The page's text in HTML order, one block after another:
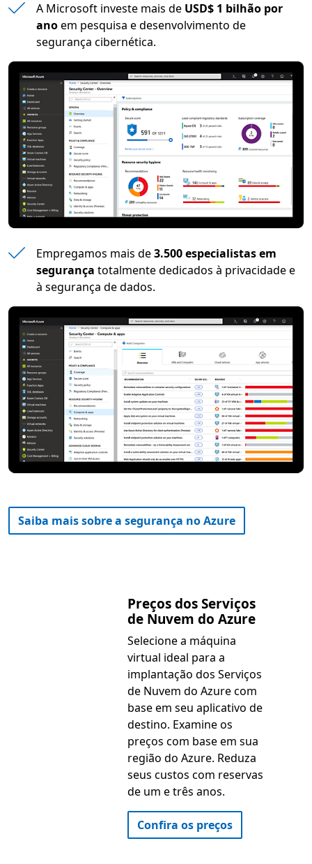
A Microsoft investe mais de USD$ 1 bilhão por
anoem pesquisa e desenvolvimento de
segurança cibernética.
Empregamos mais de3.500 especialistas em
segurança totalmente dedicados à privacidade e
à segurança de dados.
Saiba mais sobre a segurança no Azure
Preços dos Serviços
de Nuvem do Azure
Selecione a máquina
virtual ideal para a
implantação dos Serviços
de Nuvem do Azure com
base em seu aplicativo de
destino. Examine os
preços com base em sua
região do Azure. Reduza
seus custos com reservas
de um e três anos.
Confira os preços